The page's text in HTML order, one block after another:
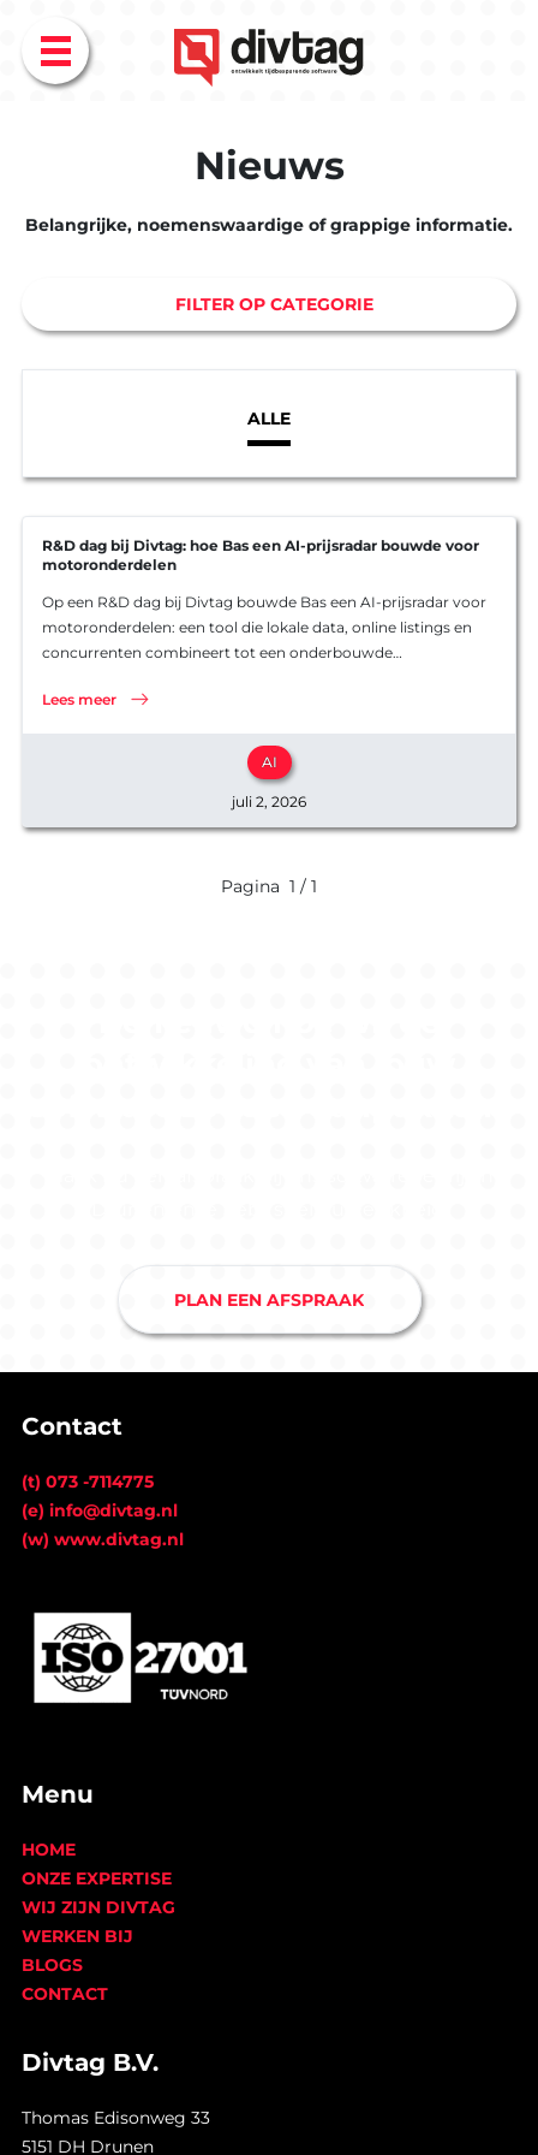
Menu
Product
Overzicht
AI
Software
Nieuws
Belangrijke, noemenswaardige of grappige informatie.
FILTER OP CATEGORIE
ALLE
R&D dag bij Divtag: hoe Bas een AI-prijsradar bouwde voor
motoronderdelen
Op een R&D dag bij Divtag bouwde Bas een AI-prijsradar voor
motoronderdelen: een tool die lokale data, online listings en
concurrenten combineert tot een onderbouwde
prototype dat stof vergaart, maar…
Lees meer
AI
juli 2, 2026
Pagina 1 / 1
PLAN EEN AFSPRAAK
Contact
(t) 073 -7114775
(e) info@divtag.nl
(w) www.divtag.nl
Menu
HOME
ONZE EXPERTISE
WIJ ZIJN DIVTAG
WERKEN BIJ
BLOGS
CONTACT
Divtag B.V.
Thomas Edisonweg 33
5151 DH Drunen